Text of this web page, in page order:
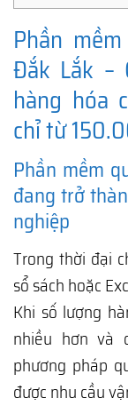
Phần
Đắk Lắk –
hàng hóa
chỉ từ
Phần mềm
đang trở
nghiệp
Trong thời đại
sổ sách hoặc
Khi số lượng
nhiều hơn và
phương pháp
được nhu cầu